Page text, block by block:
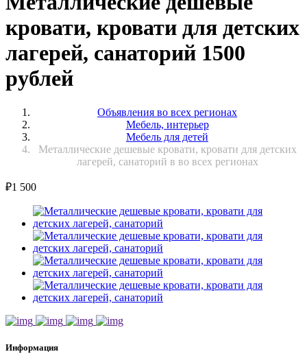
кровати, кровати для детских
лагерей, санаторий 1500
рублей
Объявления во всех регионах
Мебель, интерьер
Мебель для детей
Металлические дешевые кровати, кровати для детских
лагерей, санаторий в во всех регионах
₽1 500
Информация